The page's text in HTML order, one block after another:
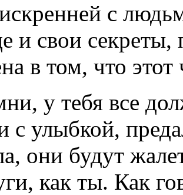
с
и свои
в том, что этот
у тебя все
с улыбкой,
они будут
как ты. Как